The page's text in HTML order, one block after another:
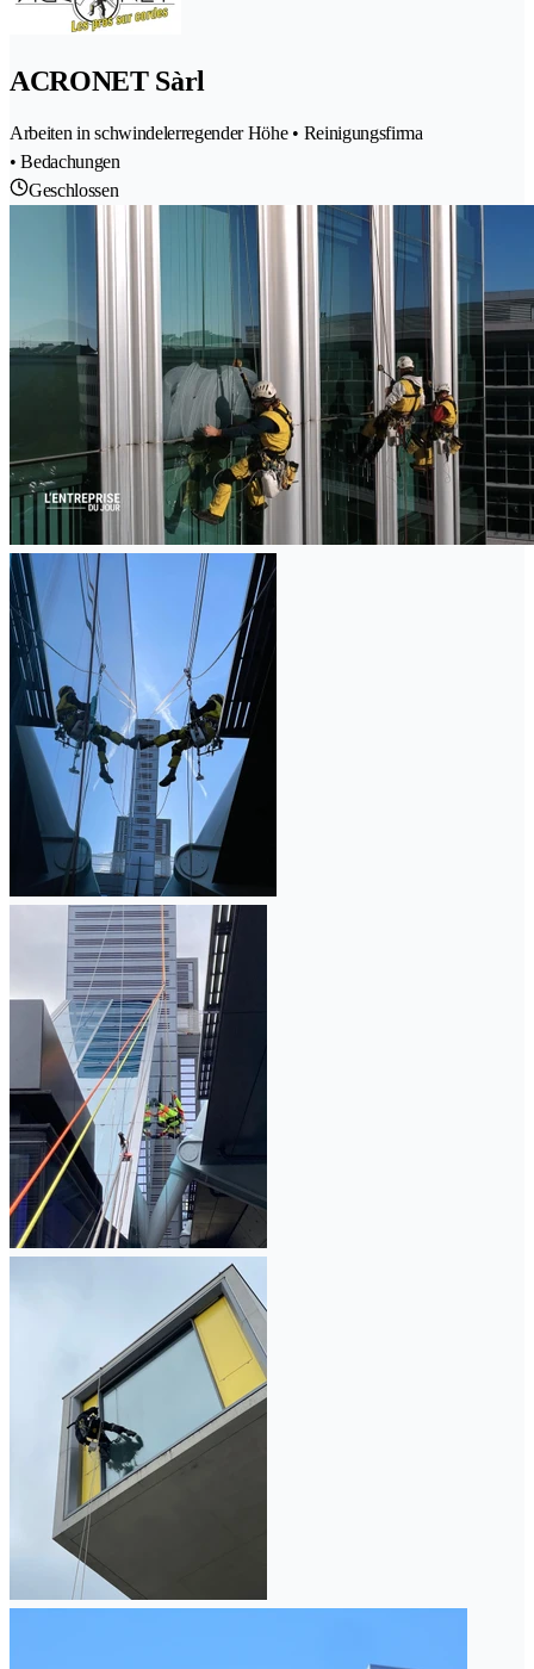
ACRONET Sàrl
Arbeiten in schwindelerregender Höhe • Reinigungsfirma
• Bedachungen
Geschlossen